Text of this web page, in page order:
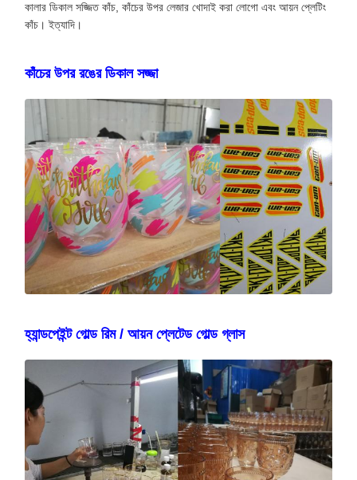
কালার ডিকাল সজ্জিত কাঁচ, কাঁচের উপর লেজার খোদাই করা লোগো এবং আয়ন প্লেটিং
কাঁচ। ইত্যাদি।
কাঁচের উপর রঙের ডিকাল সজ্জা
হ্যান্ডপেইন্ট গোল্ড রিম / আয়ন প্লেটেড গোল্ড গ্লাস